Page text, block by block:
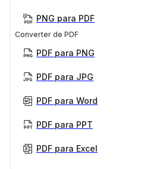
PNG para PDF
Converter de PDF
PDF para PNG
PDF para JPG
PDF para Word
PDF para PPT
PDF para Excel